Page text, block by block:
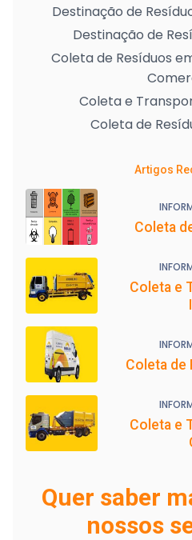
Destinação de
Destinação de
Coleta de Resíduos
Coleta e
Coleta de
Artigos
Coleta
Coleta e
Coleta de
Coleta e
Quer saber
nossos